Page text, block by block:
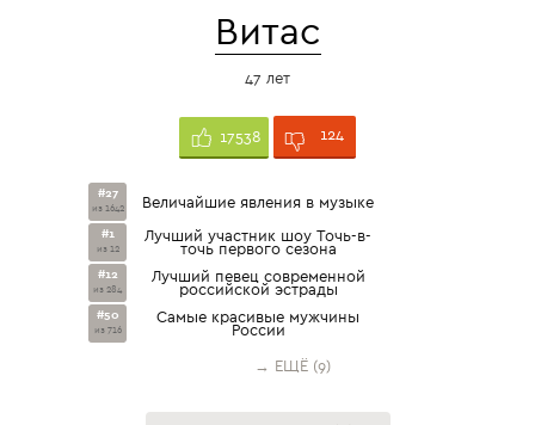
Витас
47 лет
17538 124
#27
из 1642 Величайшие явления в музыке
#1
из 12
Лучший участник шоу Точь-в-
точь первого сезона
#12
из 284
Лучший певец современной
российской эстрады
#50
из 716
Самые красивые мужчины
России
→ ЕЩЁ (9)